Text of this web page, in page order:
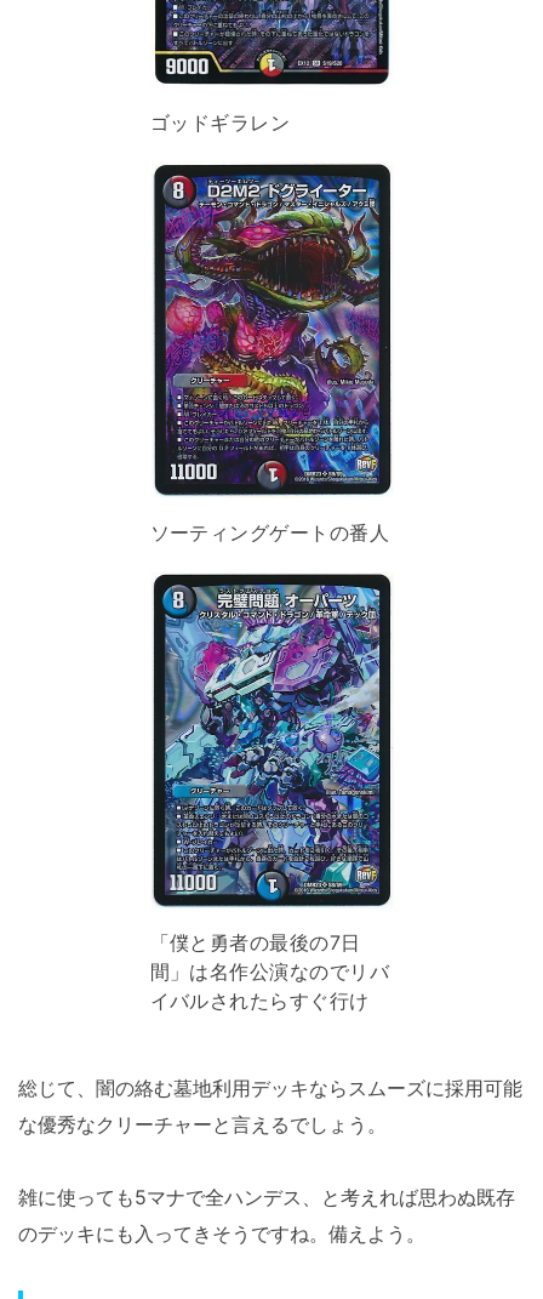
ゴッドギラレン
ソーティングゲートの番人
「僕と勇者の最後の7日
間」は名作公演なのでリバ
イバルされたらすぐ行け
総じて、闇の絡む墓地利用デッキならスムーズに採用可能
な優秀なクリーチャーと言えるでしょう。
雑に使っても5マナで全ハンデス、と考えれば思わぬ既存
のデッキにも入ってきそうですね。備えよう。